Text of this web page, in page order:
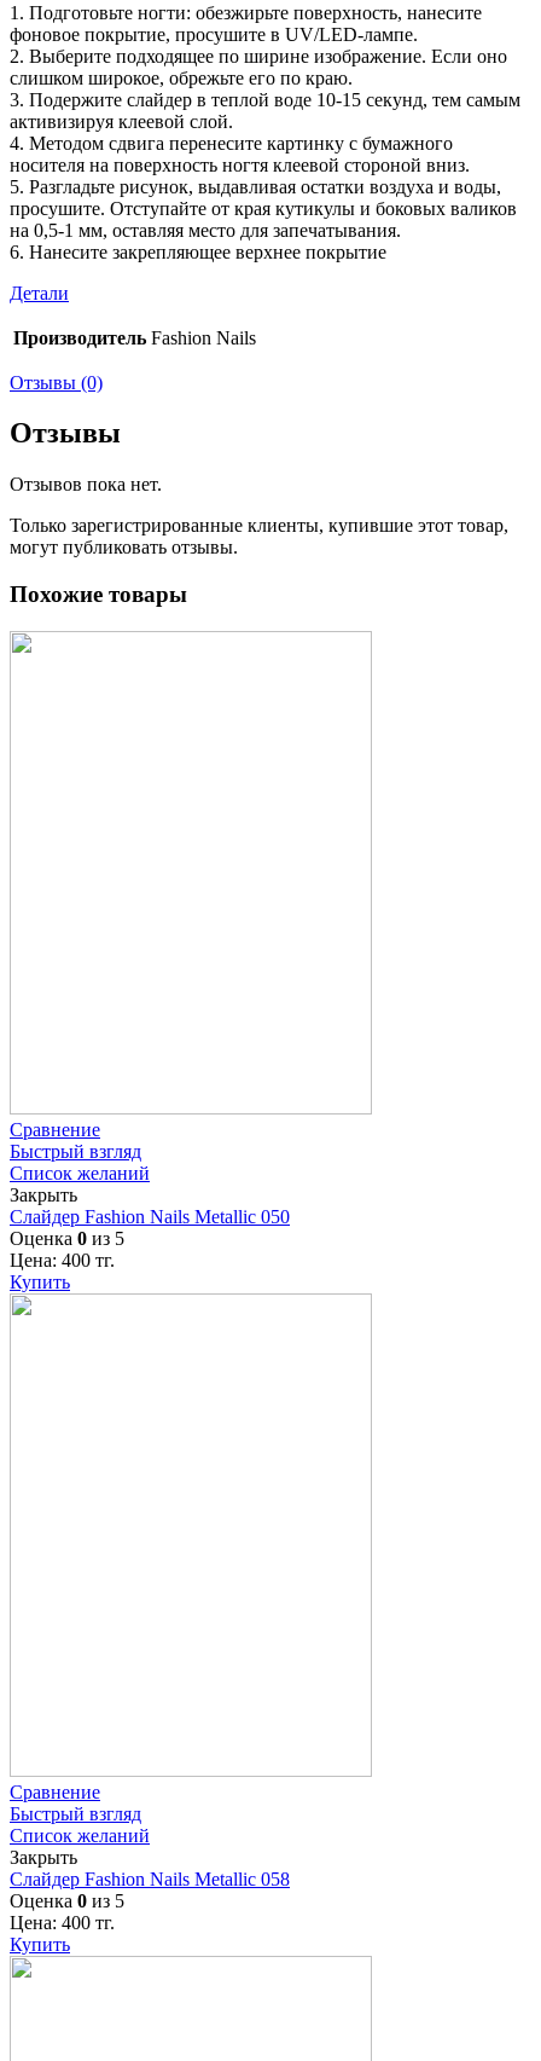
1. Подготовьте ногти: обезжирьте поверхность, нанесите
фоновое покрытие, просушите в UV/LED-лампе.
2. Выберите подходящее по ширине изображение. Если оно
слишком широкое, обрежьте его по краю.
3. Подержите слайдер в теплой воде 10-15 секунд, тем самым
активизируя клеевой слой.
4. Методом сдвига перенесите картинку с бумажного
носителя на поверхность ногтя клеевой стороной вниз.
5. Разгладьте рисунок, выдавливая остатки воздуха и воды,
просушите. Отступайте от края кутикулы и боковых валиков
на 0,5-1 мм, оставляя место для запечатывания.
6. Нанесите закрепляющее верхнее покрытие
Детали
Производитель Fashion Nails
Отзывы (0)
Отзывы
Отзывов пока нет.
Только зарегистрированные клиенты, купившие этот товар,
могут публиковать отзывы.
Похожие товары
Сравнение
Быстрый взгляд
Список желаний
Закрыть
Слайдер Fashion Nails Metallic 050
Оценка 0 из 5
Цена: 400 тг.
Купить
Сравнение
Быстрый взгляд
Список желаний
Закрыть
Слайдер Fashion Nails Metallic 058
Оценка 0 из 5
Цена: 400 тг.
Купить